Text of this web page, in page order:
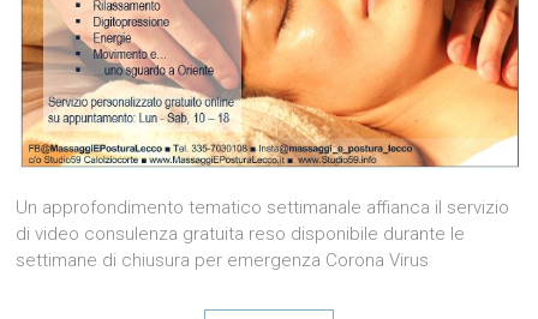
Un approfondimento tematico settimanale affianca il servizio
di video consulenza gratuita reso disponibile durante le
settimane di chiusura per emergenza Corona Virus